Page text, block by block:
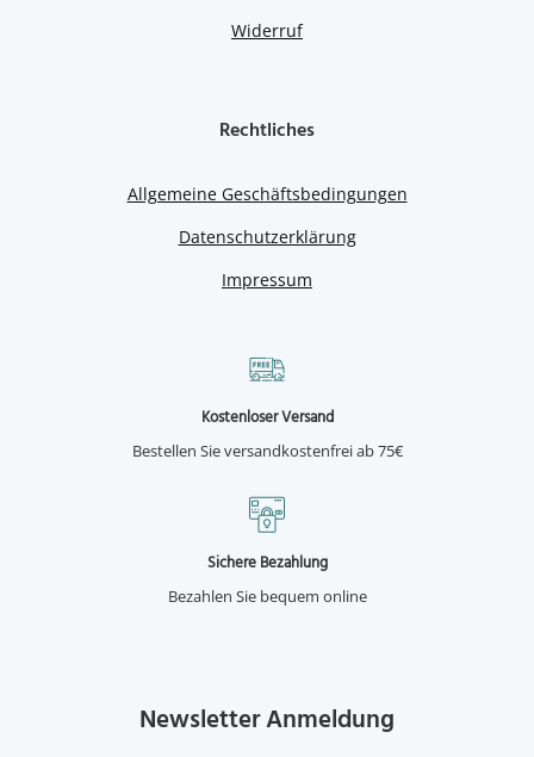
Widerruf
Rechtliches
Allgemeine Geschäftsbedingungen
Datenschutzerklärung
Impressum
Kostenloser Versand
Bestellen Sie versandkostenfrei ab 75€
Sichere Bezahlung
Bezahlen Sie bequem online
Newsletter Anmeldung